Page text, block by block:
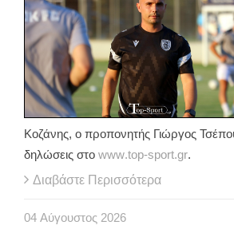
Κοζάνης, ο προπονητής Γιώργος
δηλώσεις στο www.top-sport.gr.
Διαβάστε Περισσότερα
04 Αύγουστος 2026